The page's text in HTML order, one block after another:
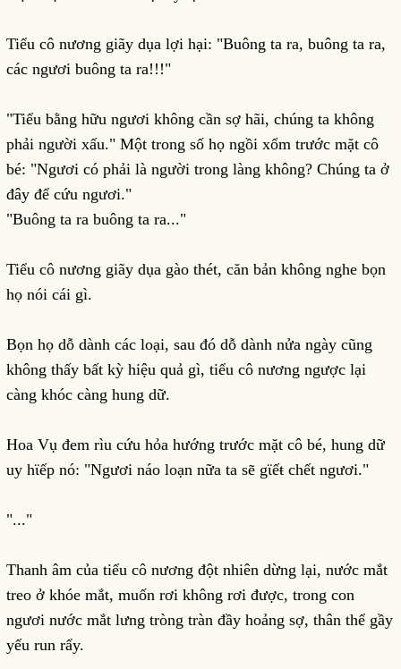
Tiểu cô nương giãy dụa lợi hại: "Buông ta ra, buông ta ra,
các ngươi buông ta ra!!!"
"Tiểu bằng hữu ngươi không cần sợ hãi, chúng ta không
phải người xấu." Một trong số họ ngồi xổm trước mặt cô
bé: "Ngươi có phải là người trong làng không? Chúng ta ở
đây để cứu ngươi."
"Buông ta ra buông ta ra..."
Tiểu cô nương giãy dụa gào thét, căn bản không nghe bọn
họ nói cái gì.
Bọn họ dỗ dành các loại, sau đó dỗ dành nửa ngày cũng
không thấy bất kỳ hiệu quả gì, tiểu cô nương ngược lại
càng khóc càng hung dữ.
Hoa Vụ đem rìu cứu hỏa hướng trước mặt cô bé, hung dữ
uy hϊếp nó: "Ngươi náo loạn nữa ta sẽ gϊếŧ chết ngươi."
"..."
Thanh âm của tiểu cô nương đột nhiên dừng lại, nước mắt
treo ở khóe mắt, muốn rơi không rơi được, trong con
ngươi nước mắt lưng tròng tràn đầy hoảng sợ, thân thể gầy
yếu run rẩy.